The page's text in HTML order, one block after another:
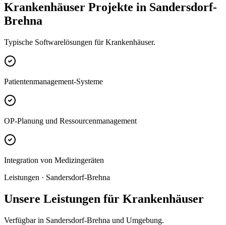
Krankenhäuser Projekte in Sandersdorf-
Brehna
Typische Softwarelösungen für Krankenhäuser.
Patientenmanagement-Systeme
OP-Planung und Ressourcenmanagement
Integration von Medizingeräten
Leistungen · Sandersdorf-Brehna
Unsere Leistungen für Krankenhäuser
Verfügbar in Sandersdorf-Brehna und Umgebung.